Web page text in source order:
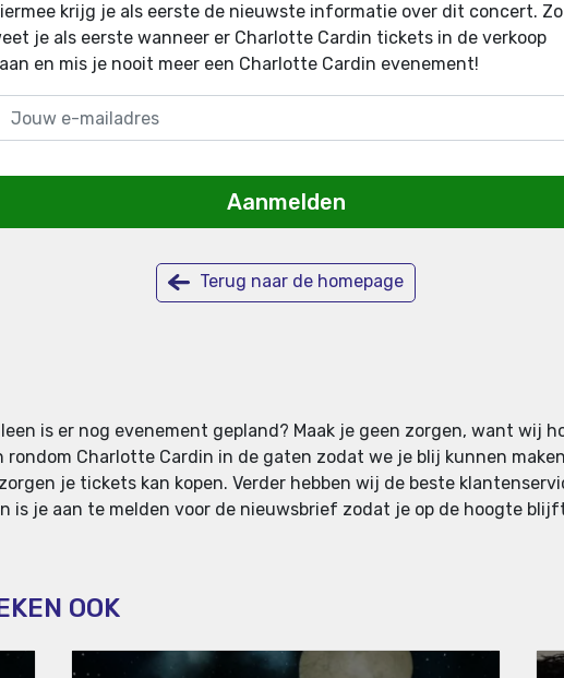
krijg je als eerste de nieuwste informatie over dit concert. Zo
je als eerste wanneer er Charlotte Cardin tickets in de verkoop
en mis je nooit meer een Charlotte Cardin evenement!
Aanmelden
Terug naar de homepage
is er nog evenement gepland? Maak je geen zorgen, want wij
Charlotte Cardin in de gaten zodat we je blij kunnen
je tickets kan kopen. Verder hebben wij de beste
is je aan te melden voor de nieuwsbrief zodat je op de hoogte
OOK